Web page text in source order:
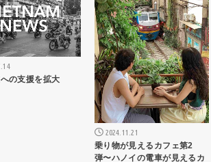
の支援を拡大
2024.11.21
乗り物が見えるカフェ第2
弾〜ハノイの電車が見えるカ